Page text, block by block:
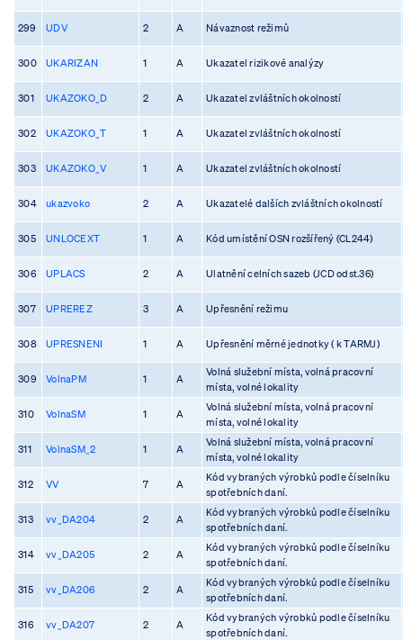
299 UDV 2 A Návaznost režimů
300 UKARIZAN 1 A Ukazatel rizikové analýzy
301 UKAZOKO_D 2 A Ukazatel zvláštních okolností
302 UKAZOKO_T 1 A Ukazatel zvláštních okolností
303 UKAZOKO_V 1 A Ukazatel zvláštních okolností
304 ukazvoko 2 A Ukazatelé dalších zvláštních okolností
305 UNLOCEXT 1 A Kód umístění OSN rozšířený (CL244)
306 UPLACS 2 A Ulatnění celních sazeb (JCD odst.36)
307 UPREREZ 3 A Upřesnění režimu
308 UPRESNENI 1 A Upřesnění měrné jednotky ( k TARMJ)
309 VolnaPM 1 A
Volná služební místa, volná pracovní
místa, volné lokality
310 VolnaSM 1 A
Volná služební místa, volná pracovní
místa, volné lokality
311 VolnaSM_2 1 A
Volná služební místa, volná pracovní
místa, volné lokality
312 VV 7 A
Kód vybraných výrobků podle číselníku
spotřebních daní.
313 vv_DA204 2 A
Kód vybraných výrobků podle číselníku
spotřebních daní.
314 vv_DA205 2 A
Kód vybraných výrobků podle číselníku
spotřebních daní.
315 vv_DA206 2 A
Kód vybraných výrobků podle číselníku
spotřebních daní.
316 vv_DA207 2 A
Kód vybraných výrobků podle číselníku
spotřebních daní.